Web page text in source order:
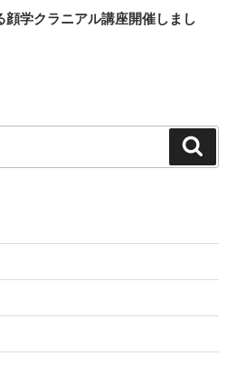
学クラニアル講座開催しまし